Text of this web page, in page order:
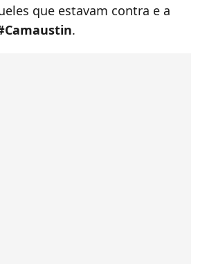
que estavam contra e a
.